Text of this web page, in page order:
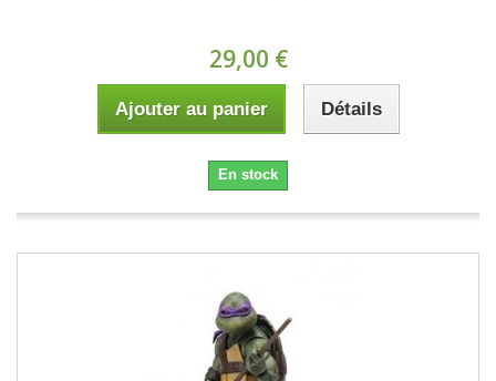
29,00 €
Ajouter au panier Détails
En stock